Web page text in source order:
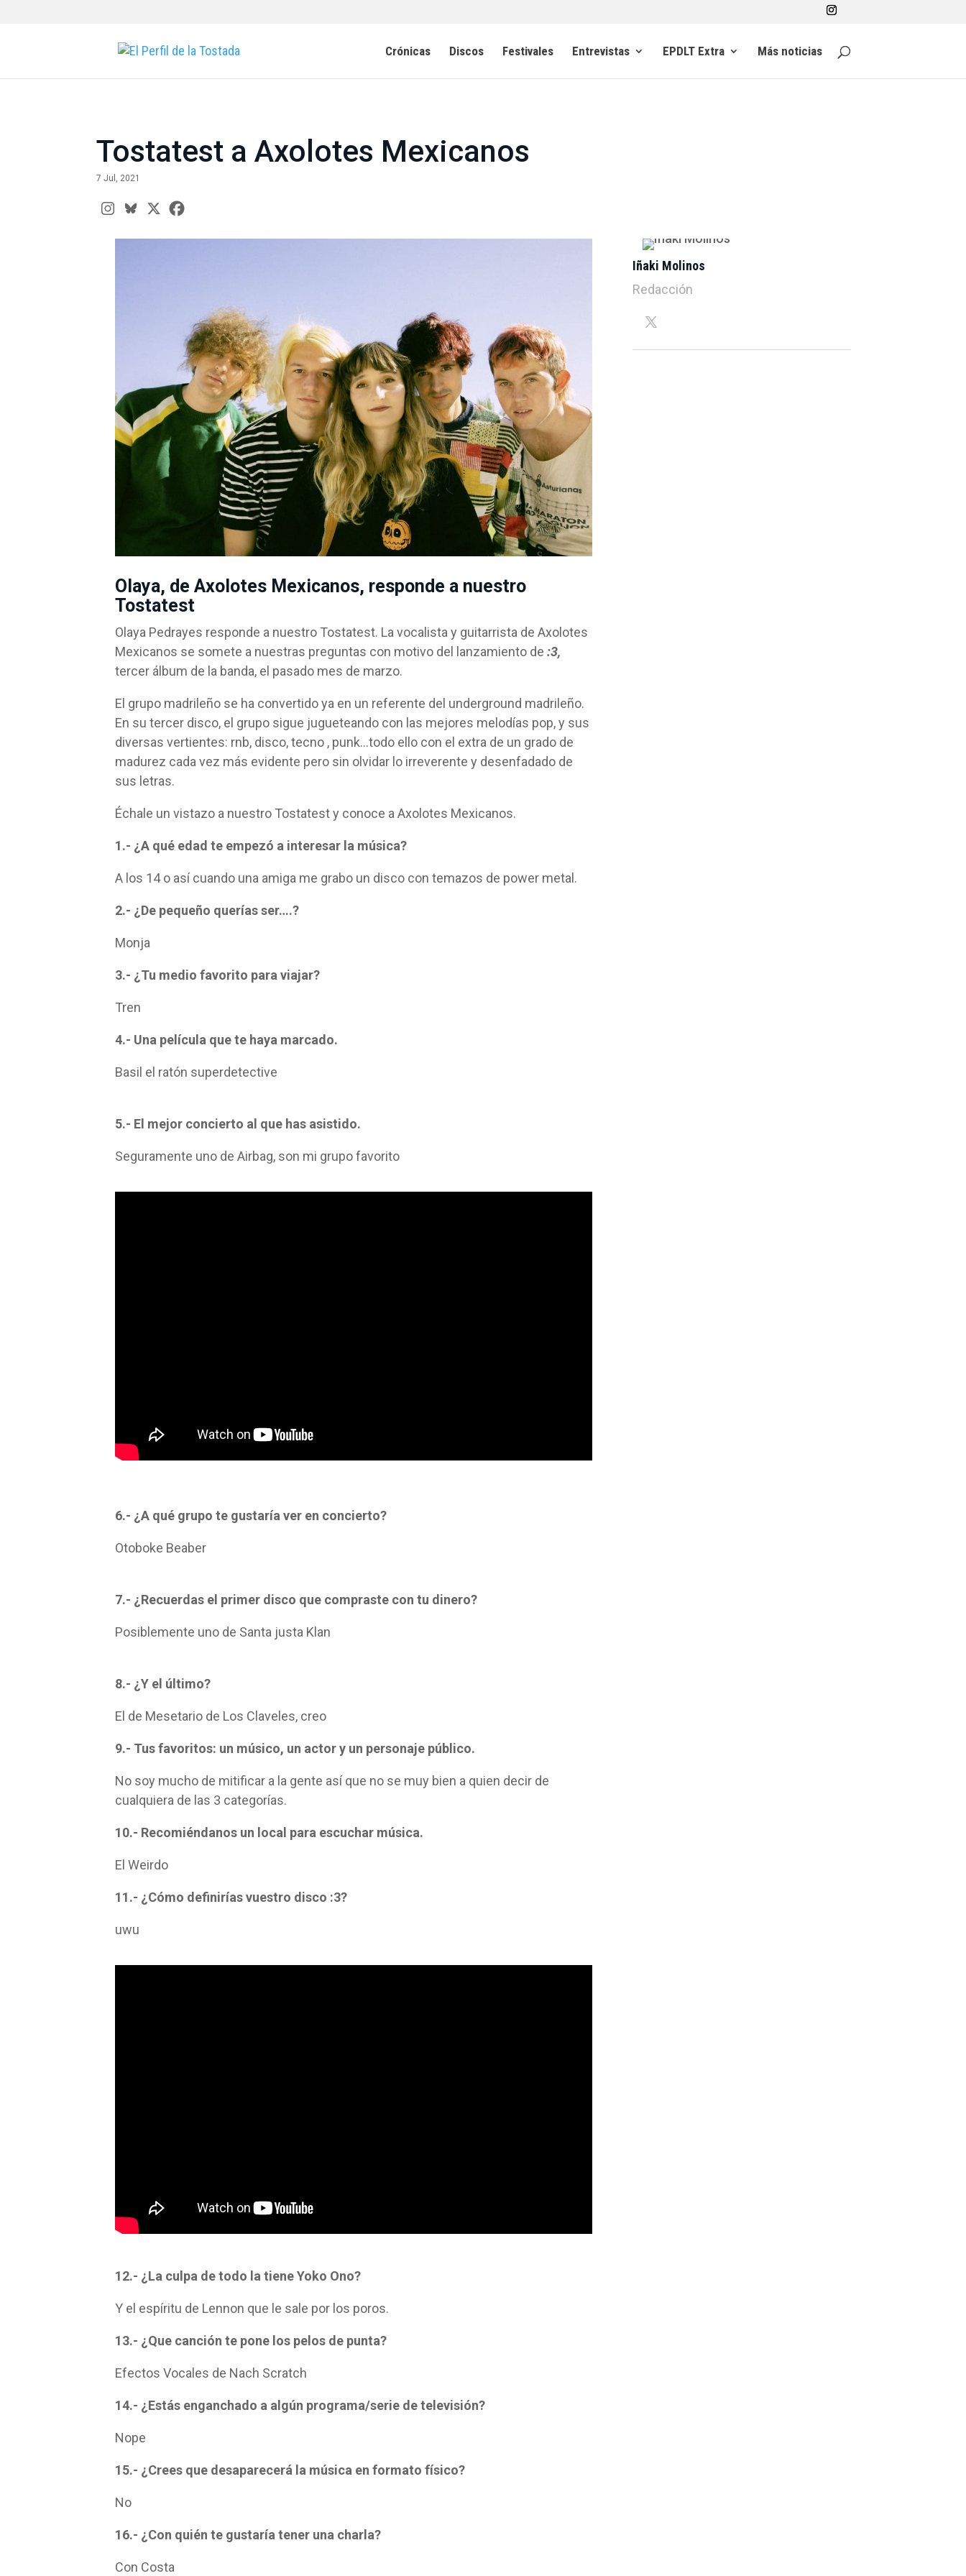
Crónicas Discos Festivales Entrevistas EPDLT Extra Más noticias
Tostatest a Axolotes Mexicanos
7 Jul, 2021
Olaya, de Axolotes Mexicanos, responde a nuestro
Tostatest
Olaya Pedrayes responde a nuestro Tostatest. La vocalista y guitarrista de Axolotes
Mexicanos se somete a nuestras preguntas con motivo del lanzamiento de :3,
tercer álbum de la banda, el pasado mes de marzo.
El grupo madrileño se ha convertido ya en un referente del underground madrileño.
En su tercer disco, el grupo sigue jugueteando con las mejores melodías pop, y sus
diversas vertientes: rnb, disco, tecno , punk…todo ello con el extra de un grado de
madurez cada vez más evidente pero sin olvidar lo irreverente y desenfadado de
sus letras.
Échale un vistazo a nuestro Tostatest y conoce a Axolotes Mexicanos.
1.- ¿A qué edad te empezó a interesar la música?
A los 14 o así cuando una amiga me grabo un disco con temazos de power metal.
2.- ¿De pequeño querías ser….?
Monja
3.- ¿Tu medio favorito para viajar?
Tren
4.- Una película que te haya marcado.
Basil el ratón superdetective
5.- El mejor concierto al que has asistido.
Seguramente uno de Airbag, son mi grupo favorito
6.- ¿A qué grupo te gustaría ver en concierto?
Otoboke Beaber
7.- ¿Recuerdas el primer disco que compraste con tu dinero?
Posiblemente uno de Santa justa Klan
8.- ¿Y el último?
El de Mesetario de Los Claveles, creo
9.- Tus favoritos: un músico, un actor y un personaje público.
No soy mucho de mitificar a la gente así que no se muy bien a quien decir de
cualquiera de las 3 categorías.
10.- Recomiéndanos un local para escuchar música.
El Weirdo
11.- ¿Cómo definirías vuestro disco :3?
uwu
12.- ¿La culpa de todo la tiene Yoko Ono?
Y el espíritu de Lennon que le sale por los poros.
13.- ¿Que canción te pone los pelos de punta?
Efectos Vocales de Nach Scratch
14.- ¿Estás enganchado a algún programa/serie de televisión?
Nope
15.- ¿Crees que desaparecerá la música en formato físico?
No
16.- ¿Con quién te gustaría tener una charla?
Con Costa
Iñaki Molinos
Redacción